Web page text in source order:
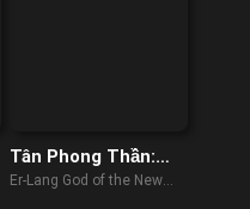
Tân Phong Thần:
Nhị Lang Thần
Er-Lang God of the New